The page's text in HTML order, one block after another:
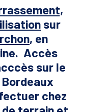
sur
, en
. Accès
sur le
Bordeaux
chez